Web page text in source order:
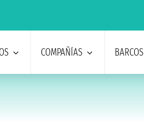
COMPAÑÍAS BARCOS